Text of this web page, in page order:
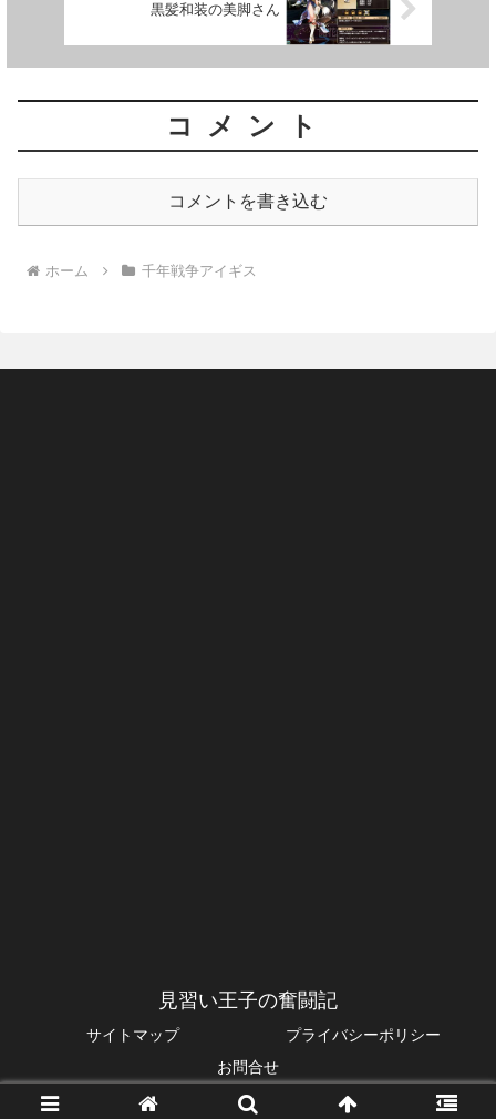
黒髪和装の美脚さん
コメント
コメントを書き込む
ホーム 千年戦争アイギス
見習い王子の奮闘記
サイトマップ
プライバシーポリシー
お問合せ
© 2014 見習い王子の奮闘記.